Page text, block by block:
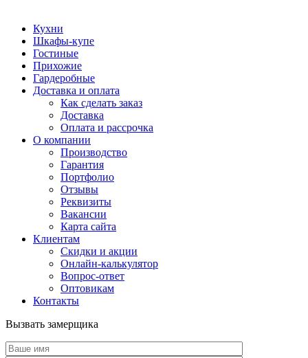
Кухни
Шкафы-купе
Гостиные
Прихожие
Гардеробные
Доставка и оплата
Как сделать заказ
Доставка
Оплата и рассрочка
О компании
Производство
Гарантия
Портфолио
Отзывы
Реквизиты
Вакансии
Карта сайта
Клиентам
Скидки и акции
Онлайн-калькулятор
Вопрос-ответ
Оптовикам
Контакты
Вызвать замерщика